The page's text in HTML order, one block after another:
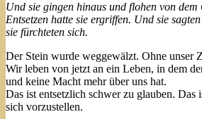
Und sie gingen hinaus und flohen von
Entsetzen hatte sie ergriffen. Und sie
sie fürchteten sich.
Der Stein wurde weggewälzt. Ohne unser
Wir leben von jetzt an ein Leben, in dem
und keine Macht mehr über uns hat.
Das ist entsetzlich schwer zu glauben. Das
sich vorzustellen.